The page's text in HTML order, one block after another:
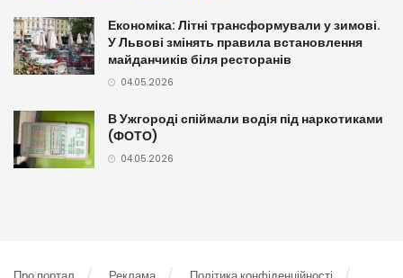
Економіка: Літні трансформували у зимові.
У Львові змінять правила встановлення
майданчиків біля ресторанів
04.05.2026
В Ужгороді спіймали водія під наркотиками
(ФОТО)
04.05.2026